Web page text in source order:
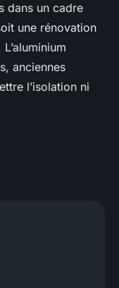
dans un cadre
une rénovation
anciennes
l’isolation ni